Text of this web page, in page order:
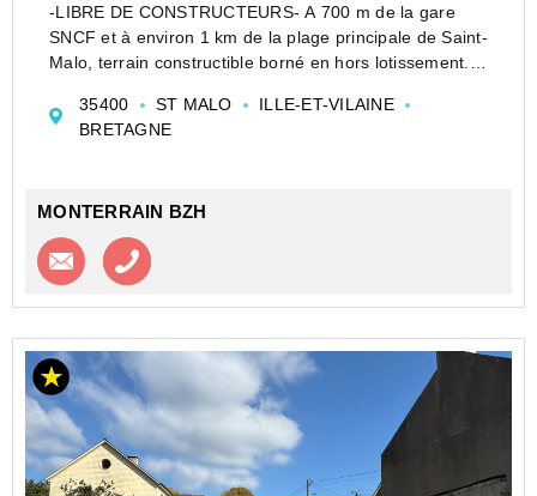
-LIBRE DE CONSTRUCTEURS- A 700 m de la gare
SNCF et à environ 1 km de la plage principale de Saint-
Malo, terrain constructible borné en hors lotissement. Il
pouvons vous fournir un projet de construction ...
35400 ST MALO
ILLE-ET-VILAINE
BRETAGNE
MONTERRAIN BZH
Contacter l'agence